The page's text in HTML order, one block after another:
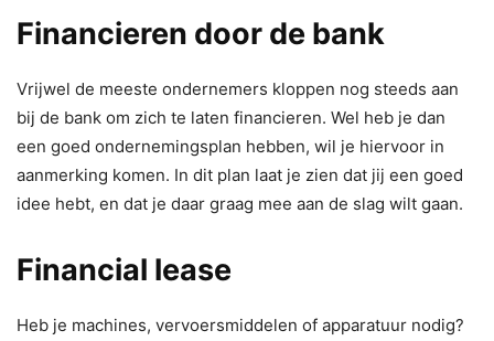
Financieren door de bank
Vrijwel de meeste ondernemers kloppen nog steeds aan
bij de bank om zich te laten financieren. Wel heb je dan
een goed ondernemingsplan hebben, wil je hiervoor in
aanmerking komen. In dit plan laat je zien dat jij een goed
idee hebt, en dat je daar graag mee aan de slag wilt gaan.
Financial lease
Heb je machines, vervoersmiddelen of apparatuur nodig?